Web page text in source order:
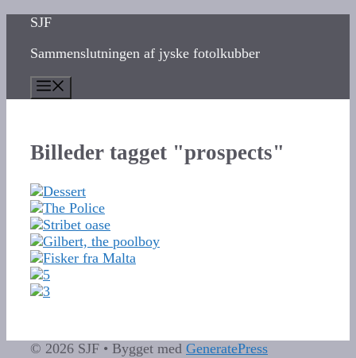
indhold
SJF
Sammenslutningen af jyske fotolkubber
Billeder tagget "prospects"
© 2026 SJF • Bygget med GeneratePress